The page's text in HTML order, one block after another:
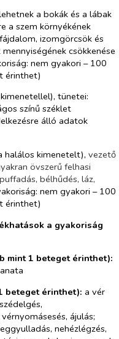
a bokák és a lábak
a szem környékének
izomgörcsök és
csökkenése
nem gyakori – 100
érinthet)
tünetei:
színű széklet
álló adatok
halálos kimenetelt), vezető
övszerű felhasi
bélhűdés, láz,
nem gyakori – 100
érinthet)
a gyakoriság
mint 1 beteget érinthet):
beteget érinthet): a vér
ájulás;
nehézlégzés,